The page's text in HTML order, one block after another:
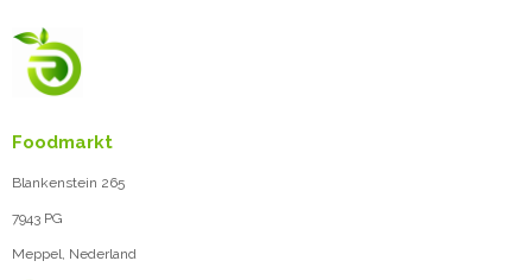
Foodmarkt
Blankenstein 265
7943 PG
Meppel, Nederland